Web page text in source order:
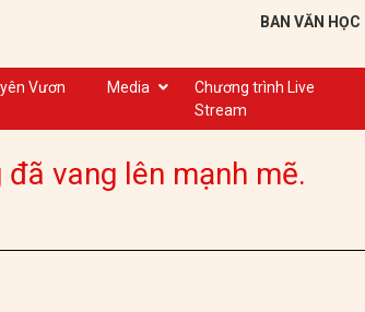
BAN VĂN
Vươn
Media
Dân ca
Nhạc mới
Chương trình Live
Stream
vang lên mạnh mẽ.